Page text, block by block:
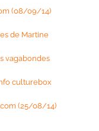
(08/09/14)
de Martine
vagabondes
culturebox
(25/08/14)